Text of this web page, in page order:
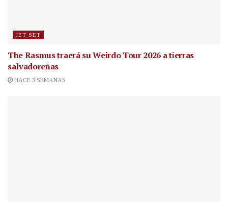
JET SET
The Rasmus traerá su Weirdo Tour 2026 a tierras
salvadoreñas
HACE 3 SEMANAS